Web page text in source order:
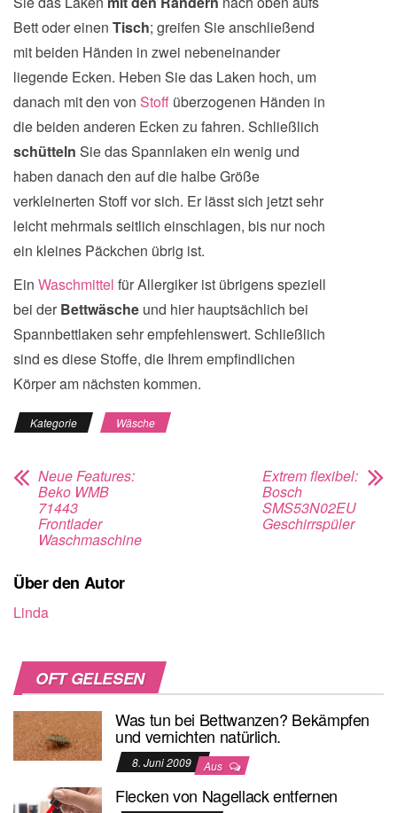
Bett oder einen Tisch; greifen Sie anschließend
mit beiden Händen in zwei nebeneinander
liegende Ecken. Heben Sie das Laken hoch, um
danach mit den von Stoff überzogenen Händen in
die beiden anderen Ecken zu fahren. Schließlich
schütteln Sie das Spannlaken ein wenig und
haben danach den auf die halbe Größe
verkleinerten Stoff vor sich. Er lässt sich jetzt sehr
leicht mehrmals seitlich einschlagen, bis nur noch
ein kleines Päckchen übrig ist.
Ein Waschmittel für Allergiker ist übrigens speziell
bei der Bettwäsche und hier hauptsächlich bei
Spannbettlaken sehr empfehlenswert. Schließlich
sind es diese Stoffe, die Ihrem empfindlichen
Körper am nächsten kommen.
Kategorie Wäsche
Neue Features:
Beko WMB
71443
Frontlader
Waschmaschine
Extrem flexibel:
Bosch
SMS53N02EU
Geschirrspüler
Über den Autor
Linda
OFT GELESEN
Was tun bei Bettwanzen? Bekämpfen
und vernichten natürlich.
8. Juni 2009 Aus
Flecken von Nagellack entfernen